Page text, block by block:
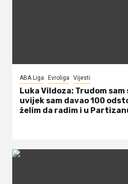
ABA Liga Evroliga Vijesti
Luka Vildoza: Trudom
uvijek sam davao 100
želim da radim i u